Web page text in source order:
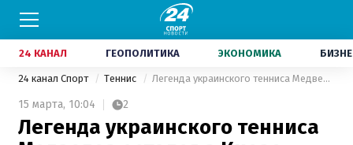
24 КАНАЛ ГЕОПОЛИТИКА ЭКОНОМИКА
24 канал Спорт Теннис Легенда украинского тенниса Медведев остался в Киеве, чтобы защищать Украину от рашистов
15 марта, 10:04 2
Легенда украинского тенниса